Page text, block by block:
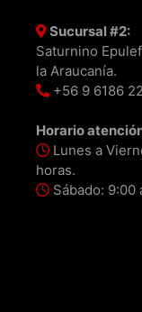
Sucursal #2:
Saturnino
la Araucanía.
+56 9 6186
Horario
Lunes a
horas.
Sábado: 9:00